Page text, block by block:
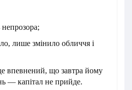
непрозора;
лише змінило обличчя і
впевнений, що завтра йому
— капітал не прийде.